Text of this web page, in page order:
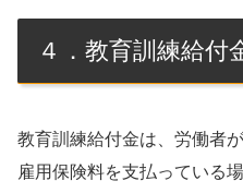
４．教育訓練給付
教育訓練給付金は、労働者
雇用保険料を支払っている